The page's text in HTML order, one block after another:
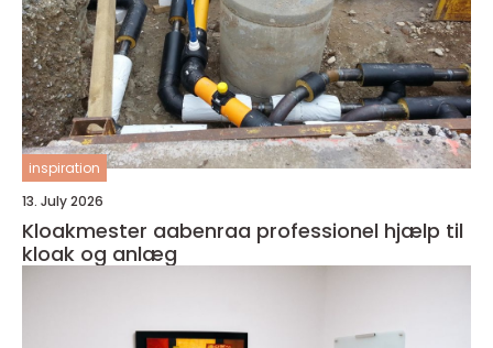
inspiration
13. July 2026
Kloakmester aabenraa professionel hjælp til
kloak og anlæg